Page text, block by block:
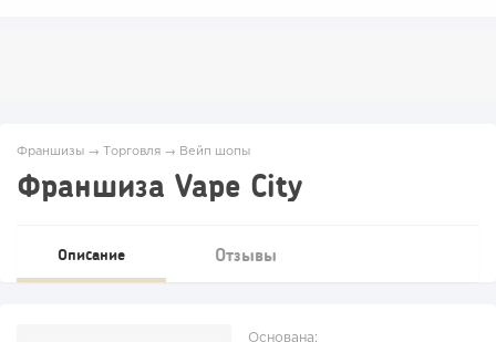
Франшизы → Торговля → Вейп шопы
Франшиза Vape City
Описание Отзывы
Основана: